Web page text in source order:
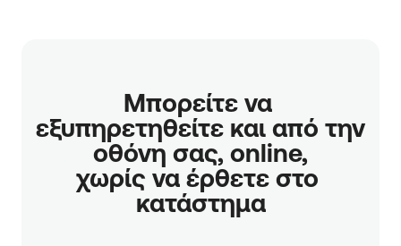
Μπορείτε να
εξυπηρετηθείτε και από την
οθόνη σας, online,
χωρίς να έρθετε στο
κατάστημα